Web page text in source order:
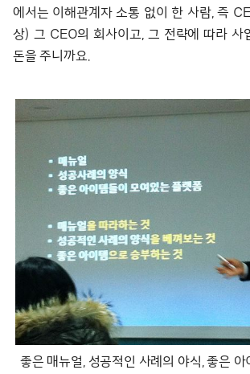
에서는 이해관계자 소통 없이 한 사람, 즉
상) 그 CEO의 회사이고, 그 전략에 따라 사
돈을 주니까요.
좋은 매뉴얼, 성공적인 사례의 야식, 좋은